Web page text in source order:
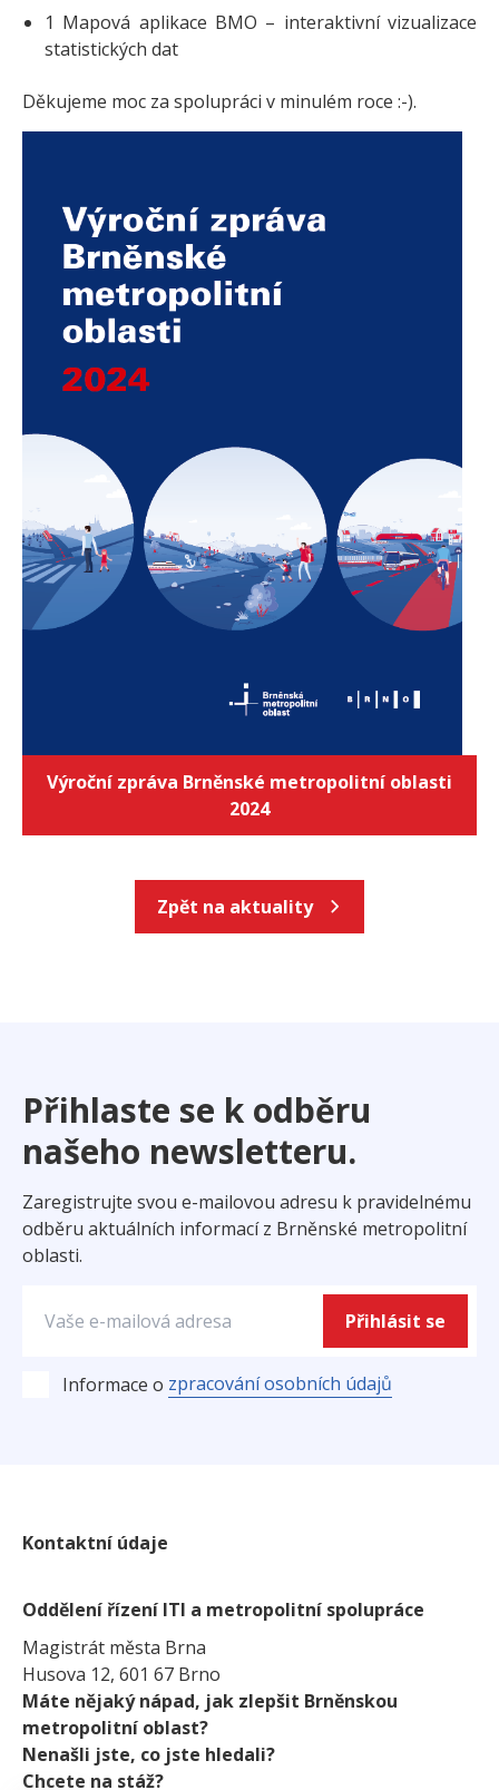
1 Mapová aplikace BMO – interaktivní vizualizace
statistických dat
Děkujeme moc za spolupráci v minulém roce :-).
Výroční zpráva Brněnské metropolitní oblasti
2024
Zpět na aktuality
Přihlaste se k odběru
našeho newsletteru.
Zaregistrujte svou e-mailovou adresu k pravidelnému
odběru aktuálních informací z Brněnské metropolitní
oblasti.
Přihlásit se
Informace o zpracování osobních údajů
Kontaktní údaje
Oddělení řízení ITI a metropolitní spolupráce
Magistrát města Brna
Husova 12, 601 67 Brno
Máte nějaký nápad, jak zlepšit Brněnskou
metropolitní oblast?
Nenašli jste, co jste hledali?
Chcete na stáž?